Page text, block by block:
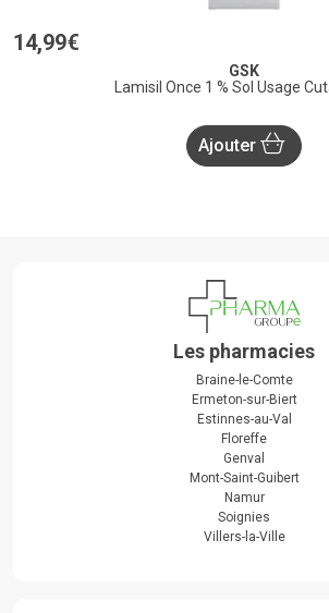
14,99€
GSK
Lamisil Once 1 % Sol Usage
Ajouter
Les pharmacies
Braine-le-Comte
Ermeton-sur-Biert
Estinnes-au-Val
Floreffe
Genval
Mont-Saint-Guibert
Namur
Soignies
Villers-la-Ville